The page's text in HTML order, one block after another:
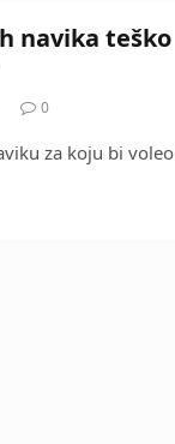
navika teško
0
za koju bi